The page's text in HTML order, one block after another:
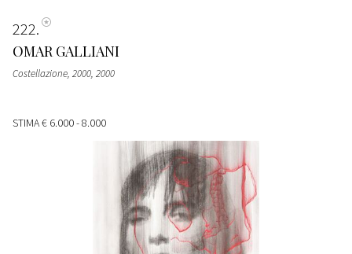
222
OMAR GALLIANI
Costellazione, 2000, 2000
STIMA€ 6.000 - 8.000